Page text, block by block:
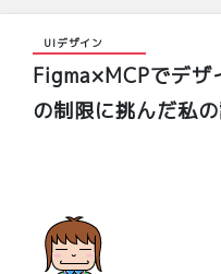
UIデザイン
Figma×MCPでデザ
の制限に挑んだ私